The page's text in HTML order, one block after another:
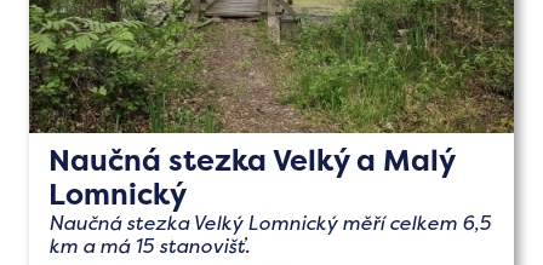
Naučná stezka Velký a Malý
Lomnický
Naučná stezka Velký Lomnický měří celkem 6,5
km a má 15 stanovišť.